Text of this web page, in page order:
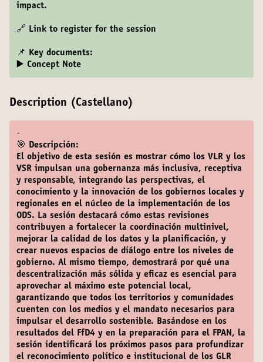
impact.
🔗 Link to register for the session
📌 Key documents:
▶️ Concept Note
Description (Castellano)
-
🎯 Descripción:
El objetivo de esta sesión es mostrar cómo los VLR y los
VSR impulsan una gobernanza más inclusiva, receptiva
y responsable, integrando las perspectivas, el
conocimiento y la innovación de los gobiernos locales y
regionales en el núcleo de la implementación de los
ODS. La sesión destacará cómo estas revisiones
contribuyen a fortalecer la coordinación multinivel,
mejorar la calidad de los datos y la planificación, y
crear nuevos espacios de diálogo entre los niveles de
gobierno. Al mismo tiempo, demostrará por qué una
descentralización más sólida y eficaz es esencial para
aprovechar al máximo este potencial local,
garantizando que todos los territorios y comunidades
cuenten con los medios y el mandato necesarios para
impulsar el desarrollo sostenible. Basándose en los
resultados del FfD4 y en la preparación para el FPAN, la
sesión identificará los próximos pasos para profundizar
el reconocimiento político e institucional de los GLR